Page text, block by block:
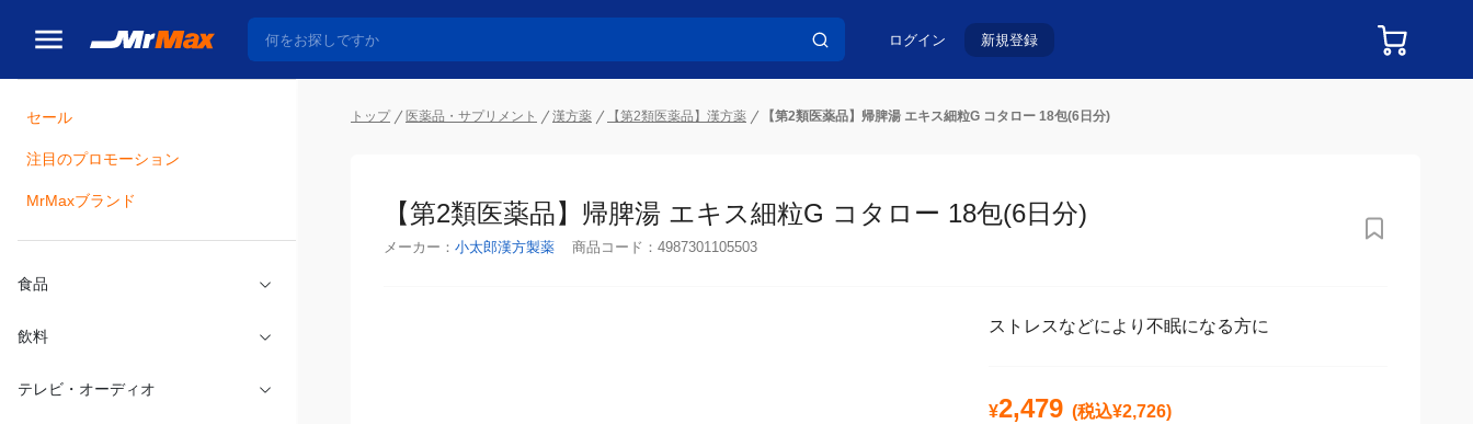
ログイン 新規登録
セール
注目のプロモーション
MrMaxブランド
食品
飲料
トップ 医薬品・サプリメント 漢方薬 【第2類医薬品】漢方薬 【第2類医薬品】帰脾湯 エキス細粒G コタロー 18包(6日分)
【第2類医薬品】帰脾湯 エキス細粒G コタロー 18包(6日分)
メーカー： 小太郎漢方製薬 商品コード： 4987301105503
ストレスなどにより不眠になる方に
¥2,479 (税込¥2,726)